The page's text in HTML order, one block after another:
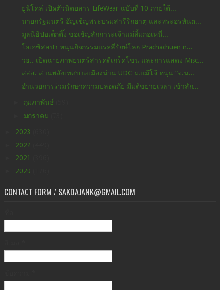
ยูนิโคล่ เปิดตัวนิตยสาร LifeWear ฉบับที่ 10 ภายใต้...
นายกรัฐมนตรี อัญเชิญพระบรมสารีริกธาตุ และพระอรหันต...
มูลนิธิป่อเต็กตึ๊ง ขอเชิญสักการะเจ้าแม่ลิ้มกอเหนี่...
โอเอซิสสปา หนุนกิจกรรมแรลลี่รักษ์โลก Prachachuen n...
วธ.. เปิดฉายภาพยนตร์สารคดีเกร็ดโขน และการแสดง Misc...
สสส. สานพลังเทศบาลเมืองน่าน UDC ม.แม้โจ้ หนุน “จ.น...
อำนวยการร่วมรักษาความปลอดภัย มีมติขยายเวลา เข้าสัก...
กุมภาพันธ์
มกราคม
2023
2022
2021
2020
CONTACT FORM / SAKDAJANK@GMAIL.COM